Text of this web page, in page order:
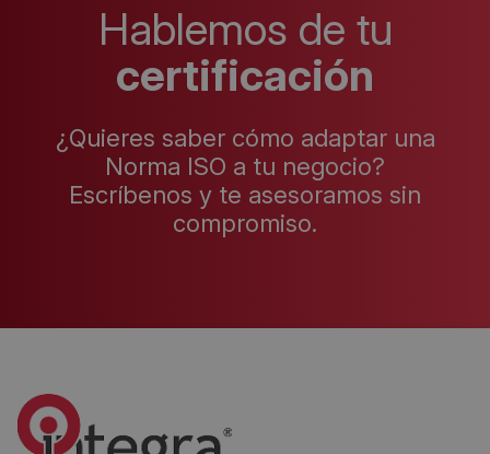
Hablemos de tu
certificación
¿Quieres saber cómo adaptar una
Norma ISO a tu negocio?
Escríbenos y te asesoramos sin
compromiso.